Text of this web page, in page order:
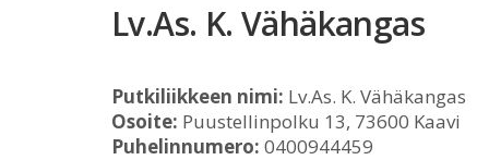
Lv.As. K. Vähäkangas
Putkiliikkeen nimi: Lv.As. K. Vähäkangas
Osoite: Puustellinpolku 13, 73600 Kaavi
Puhelinnumero: 0400944459